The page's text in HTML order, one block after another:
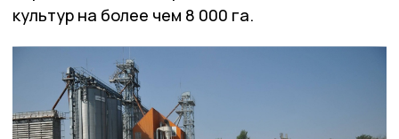
культур на более чем 8 000 га.